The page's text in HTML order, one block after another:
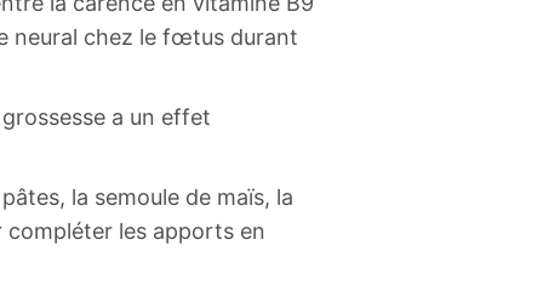
neural chez le fœtus durant
a un effet
la semoule de maïs, la
compléter les apports en